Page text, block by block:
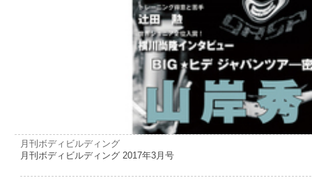
月刊ボディビルディング
月刊ボディビルディング 2017年3月号